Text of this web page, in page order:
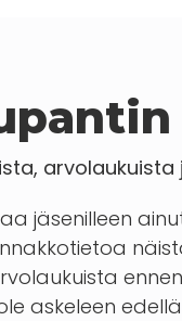
jäsenilleen
askeleen